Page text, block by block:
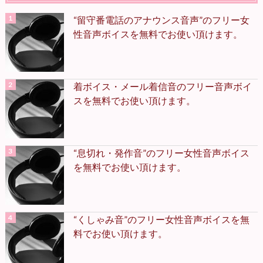
“留守番電話のアナウンス音声”のフリー女
性音声ボイスを無料でお使い頂けます。
着ボイス・メール着信音のフリー音声ボイ
スを無料でお使い頂けます。
“息切れ・発作音”のフリー女性音声ボイス
を無料でお使い頂けます。
“くしゃみ音”のフリー女性音声ボイスを無
料でお使い頂けます。